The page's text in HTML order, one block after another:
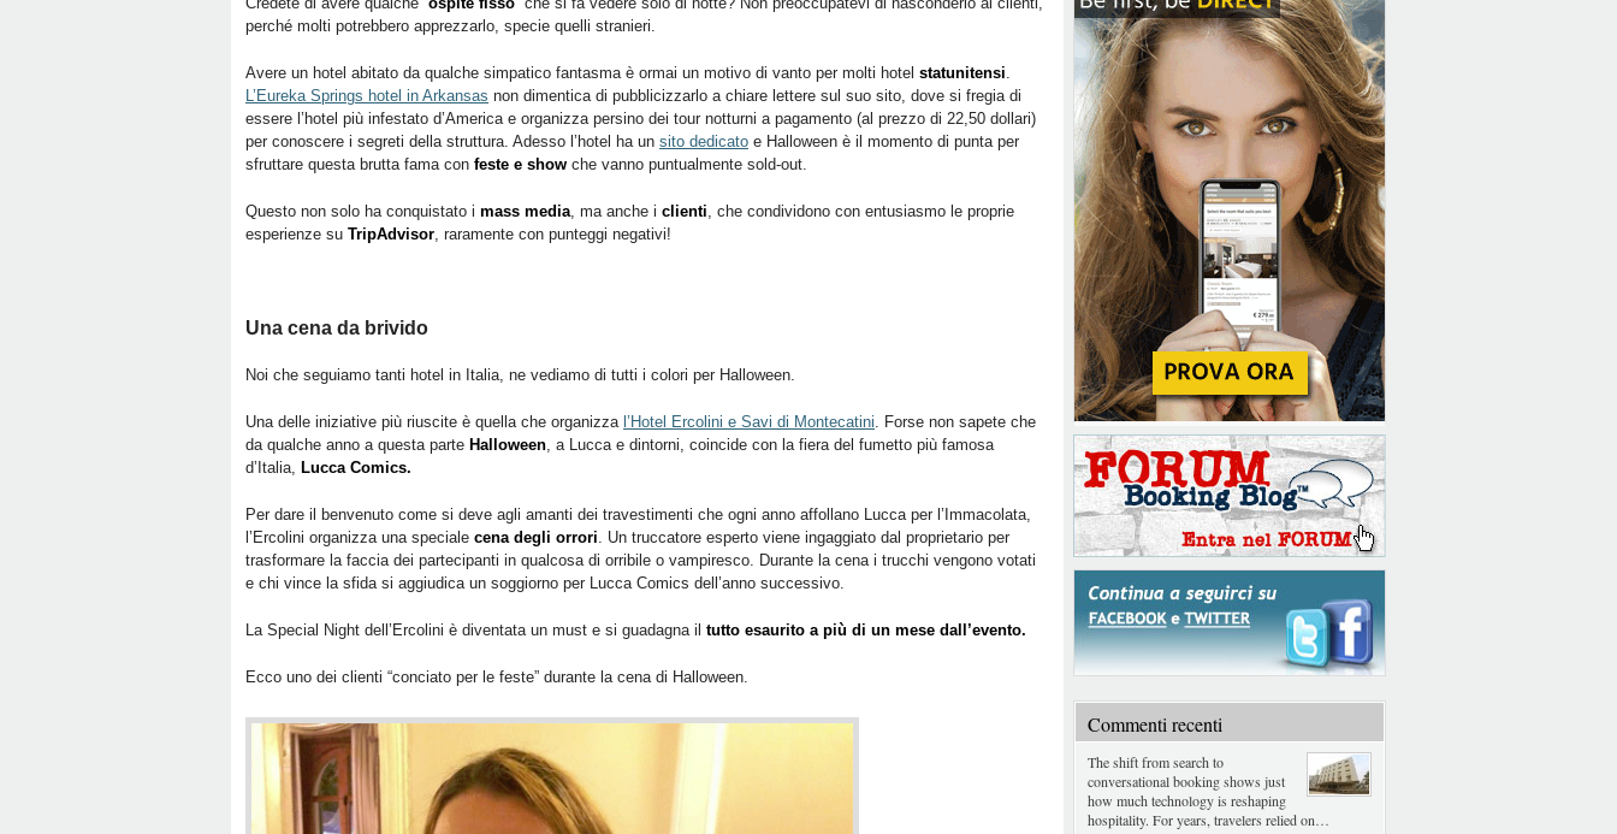
perché molti potrebbero apprezzarlo, specie quelli stranieri.
Avere un hotel abitato da qualche simpatico fantasma è ormai un motivo di vanto per molti hotel statunitensi.
L’Eureka Springs hotel in Arkansas non dimentica di pubblicizzarlo a chiare lettere sul suo sito, dove si fregia di
essere l’hotel più infestato d’America e organizza persino dei tour notturni a pagamento (al prezzo di 22,50 dollari)
per conoscere i segreti della struttura. Adesso l’hotel ha un sito dedicato e Halloween è il momento di punta per
sfruttare questa brutta fama con feste e show che vanno puntualmente sold-out.
Questo non solo ha conquistato i mass media, ma anche i clienti, che condividono con entusiasmo le proprie
esperienze su TripAdvisor, raramente con punteggi negativi!
Una cena da brivido
Noi che seguiamo tanti hotel in Italia, ne vediamo di tutti i colori per Halloween.
Una delle iniziative più riuscite è quella che organizza l’Hotel Ercolini e Savi di Montecatini. Forse non sapete che
da qualche anno a questa parte Halloween, a Lucca e dintorni, coincide con la fiera del fumetto più famosa
d’Italia, Lucca Comics.
Per dare il benvenuto come si deve agli amanti dei travestimenti che ogni anno affollano Lucca per l’Immacolata,
l’Ercolini organizza una speciale cena degli orrori. Un truccatore esperto viene ingaggiato dal proprietario per
trasformare la faccia dei partecipanti in qualcosa di orribile o vampiresco. Durante la cena i trucchi vengono votati
e chi vince la sfida si aggiudica un soggiorno per Lucca Comics dell’anno successivo.
La Special Night dell’Ercolini è diventata un must e si guadagna il tutto esaurito a più di un mese dall’evento.
Ecco uno dei clienti “conciato per le feste” durante la cena di Halloween.
Commenti recenti
The shift from search to
conversational booking shows just
how much technology is reshaping
hospitality. For years, travelers relied on…